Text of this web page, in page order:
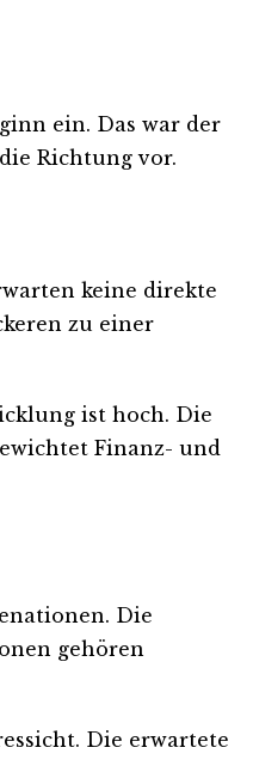
ein. Das war der
Richtung vor.
keine direkte
zu einer
ist hoch. Die
Finanz- und
Die
gehören
Die erwartete